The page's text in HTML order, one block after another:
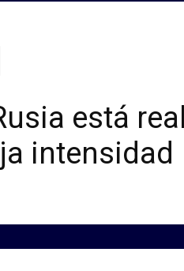
está
intensidad